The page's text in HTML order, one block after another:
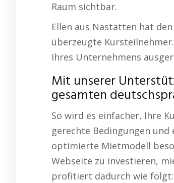
Raum sichtbar.
Ellen aus Nastätten hat
überzeugte
Ihres Unternehmens
Mit unserer
gesamten
So wird es einfacher, Ihre
gerechte Bedingungen und
optimierte Mietmodell
Webseite zu investieren,
profitiert dadurch wie